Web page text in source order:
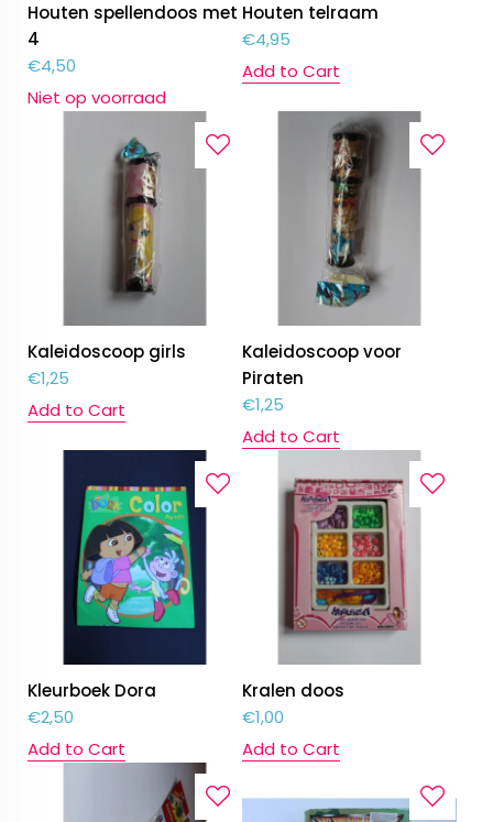
Houten spellendoos met
4
€4,50
Niet op voorraad
Houten telraam
€4,95
Add to Cart
Kaleidoscoop girls
€1,25
Add to Cart
Kaleidoscoop voor
Piraten
€1,25
Add to Cart
Kleurboek Dora
€2,50
Add to Cart
Kralen doos
€1,00
Add to Cart